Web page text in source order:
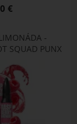
€
-
SQUAD PUNX